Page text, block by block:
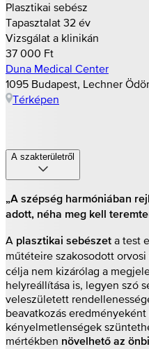
Plasztikai sebész
Tapasztalat 32 év
Vizsgálat a klinikán
37 000 Ft
Duna Medical Center
1095 Budapest, Lechner
Térképen
A szakterületről
„A szépség harmóniában
adott, néha meg kell
A plasztikai sebészet a test
műtéteire szakosodott
célja nem kizárólag a
helyreállítása is, legyen szó
veleszületett
beavatkozás eredményeként
kényelmetlenségek
mértékben növelhető az